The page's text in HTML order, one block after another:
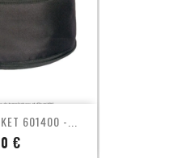
601400 -...
€